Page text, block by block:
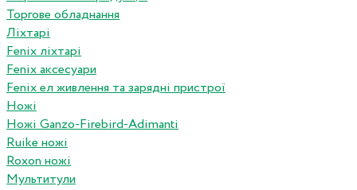
Торгове обладнання
Ліхтарі
Fenix ліхтарі
Fenix аксесуари
Fenix ел живлення та зарядні пристрої
Ножі
Ножі Ganzo-Firebird-Adimanti
Ruike ножі
Roxon ножi
Мультитули